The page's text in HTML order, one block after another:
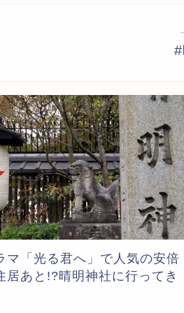
マ「光る君へ」で人気の安倍
居あと!?晴明神社に行ってき